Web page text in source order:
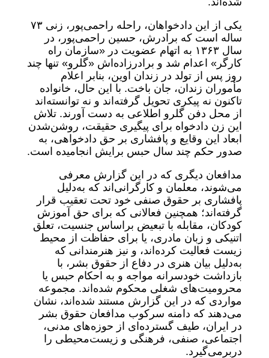
یکی از این دادخواهان، راحله راحمی‌پور، زنی ۷۳
ساله است که برادرش، حسین راحمی‌پور، در
سال ۱۳۶۳ به اتهام عضویت در «سازمان راه
کارگر» اعدام شد و برادرزاده‌اش «گلرو» تنها چند
روز پس از تولد در زندان اوین، بنابر اعلام
مأموران زندان، جان باخت. با این حال، خانواده
تاکنون نه پیکری تحویل گرفته‌اند و نه توانسته‌اند
از محل دفن گلرو اطلاعی به‌ دست آورند. تلاش
این زن دادخواه برای پیگیری حقیقت، روشن‌شدن
ابعاد این وقایع و پافشاری بر حق دادخواهی، به
صدور حکم چند سال حبس برایش انجامیده است.
مدافعان دیگری که در این گزارش معرفی
می‌شوند، معلمان و کارگرانی‌اند که به‌دلیل
پافشاری بر حقوق صنفی خود تحت تعقیب قرار
گرفته‌اند؛ همچنین فعالانی که برای حق آموزش
کودکان، مقابله با تبعیض براساس جنسیت، تعلق
اتنیکی و زبان مادری، یا برای حفاظت از محیط
زیست فعالیت کرده‌اند، و نیز هنرمندانی که
به‌دلیل بیان هنری در دفاع از حقوق بشر، با
بازداشت خودسرانه مواجه و به احکام حبس یا
محرومیت‌های شغلی محکوم شده‌اند. مجموعه
مواردی که در این گزارش مستند شده‌اند، نشان
می‌دهند که دامنه سرکوب مدافعان حقوق بشر
در ایران، طیف گسترده‌ای از حوزه‌های مدنی،
اجتماعی، صنفی، فرهنگی و زیست‌محیطی را
دربرمی‌گیرد.